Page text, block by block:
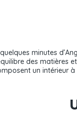
minutes
des matières
un intérieur